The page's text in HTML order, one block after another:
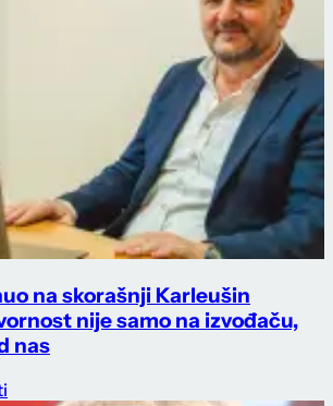
na skorašnji Karleušin
nije samo na izvođaču,
nas